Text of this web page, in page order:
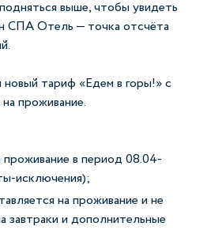
выше, чтобы увидеть
СПА Отель — точка отсчёта
тариф «Едем в горы!» с
проживание.
в период 08.04-
исключения);
на проживание и не
завтраки и дополнительные